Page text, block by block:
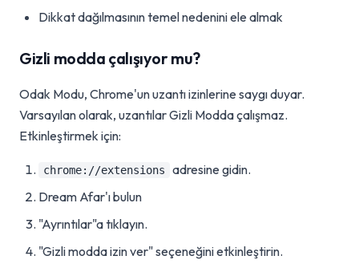
Dikkat dağılmasının temel nedenini ele almak
Gizli modda çalışıyor mu?
Odak Modu, Chrome'un uzantı izinlerine saygı duyar.
Varsayılan olarak, uzantılar Gizli Modda çalışmaz.
Etkinleştirmek için:
chrome://extensions
adresine gidin.
Dream Afar'ı bulun
"Ayrıntılar"a tıklayın.
"Gizli modda izin ver" seçeneğini etkinleştirin.